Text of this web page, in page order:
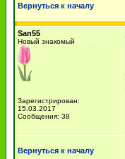
Вернуться к началу
San55
Новый знакомый
Зарегистрирован:
15.03.2017
Сообщения: 38
Вернуться к началу